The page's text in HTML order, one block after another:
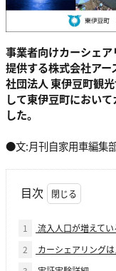
事業者向けカーシェ
提供する株式会社ア
社団法人 東伊豆町観
して東伊豆町におい
した。
●文:月刊自家用車編集
目次
1
流入人口が増えてい
2
カーシェアリング